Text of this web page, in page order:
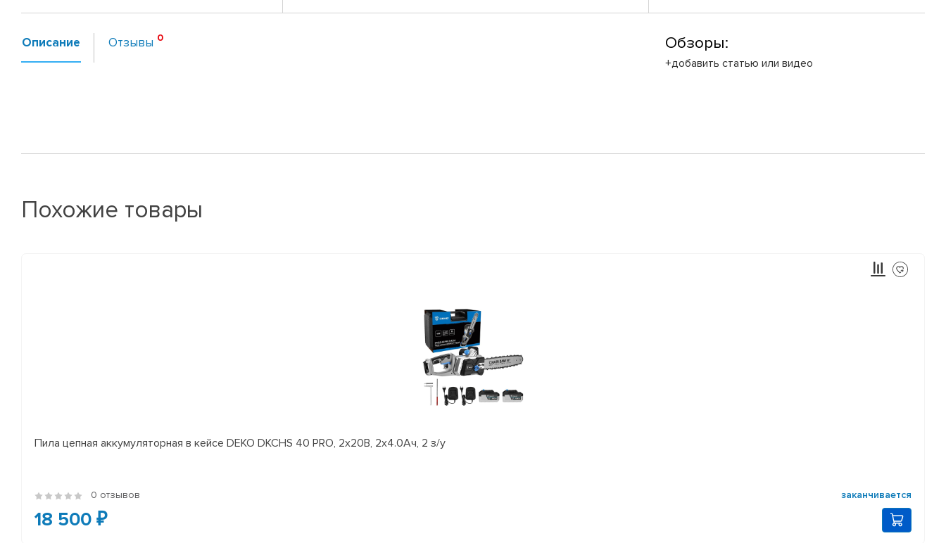
Описание Отзывы Обзоры:
+добавить статью или видео
Похожие товары
Пила цепная аккумуляторная в кейсе DEKO DKCHS 40 PRO, 2х20В, 2x4.0Ач, 2 з/у
0 отзывов заканчивается
18 500 ₽